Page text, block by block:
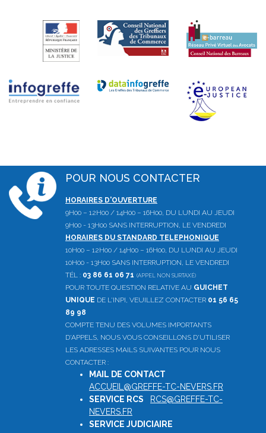
POUR NOUS CONTACTER
HORAIRES D'OUVERTURE
9H00 – 12H00 / 14H00 – 16H00, DU LUNDI AU JEUDI
9H00 - 13H00 SANS INTERRUPTION, LE VENDREDI
HORAIRES DU STANDARD TELEPHONIQUE
10H00 – 12H00 / 14H00 – 16H00, DU LUNDI AU JEUDI
10H00 - 13H00 SANS INTERRUPTION, LE VENDREDI
TÉL : 03 86 61 06 71 (APPEL NON SURTAXÉ)
POUR TOUTE QUESTION RELATIVE AU GUICHET
UNIQUE DE L'INPI, VEUILLEZ CONTACTER 01 56 65
89 98
COMPTE TENU DES VOLUMES IMPORTANTS
D'APPELS, NOUS VOUS CONSEILLONS D'UTILISER
LES ADRESSES MAILS SUIVANTES POUR NOUS
CONTACTER :
MAIL DE CONTACT
ACCUEIL@GREFFE-TC-NEVERS.FR
SERVICE RCS
RCS@GREFFE-TC-
NEVERS.FR
SERVICE JUDICIAIRE